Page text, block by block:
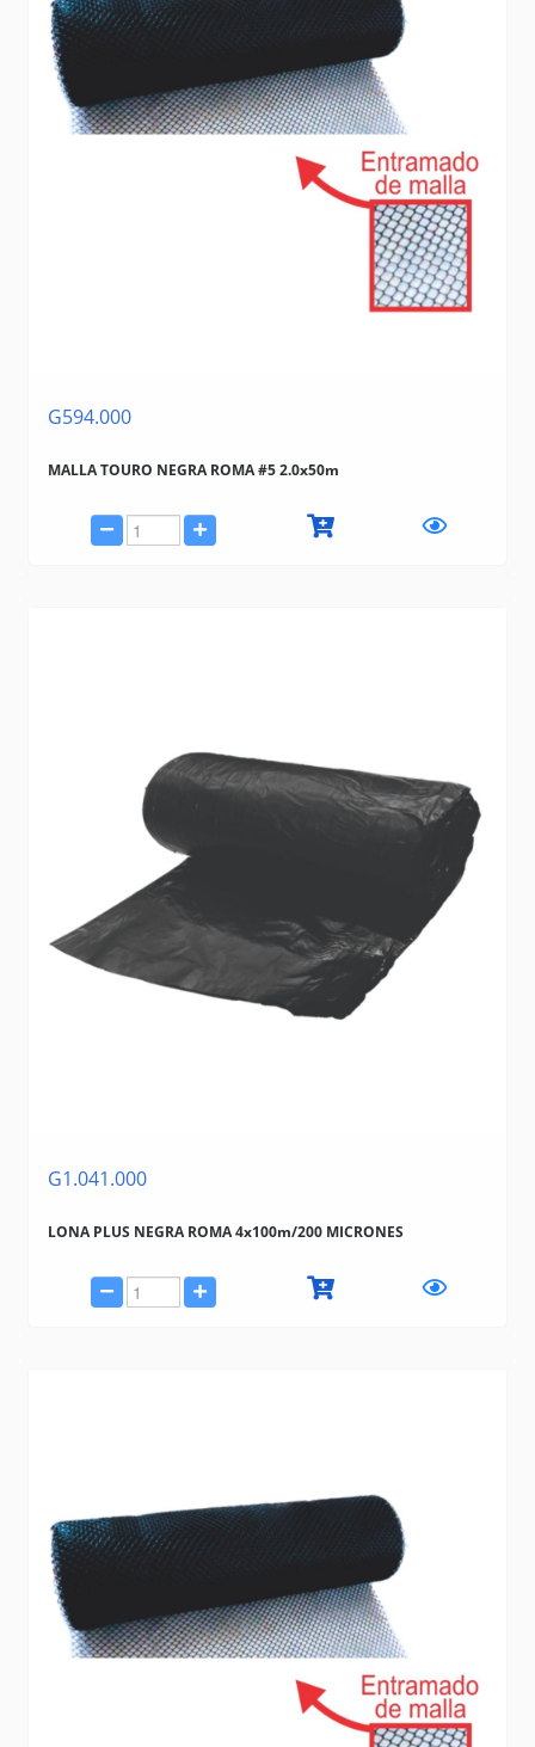
G594.000
MALLA TOURO NEGRA ROMA #5 2.0x50m
G1.041.000
LONA PLUS NEGRA ROMA 4x100m/200 MICRONES